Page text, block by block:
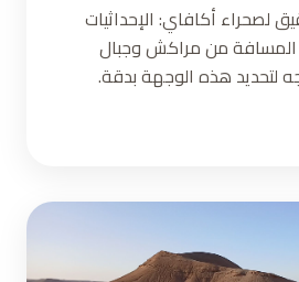
لصحراء أكافاي: الإحداثيات
المسافة من مراكش وجبال
لتحديد هذه الوجهة بدقة.